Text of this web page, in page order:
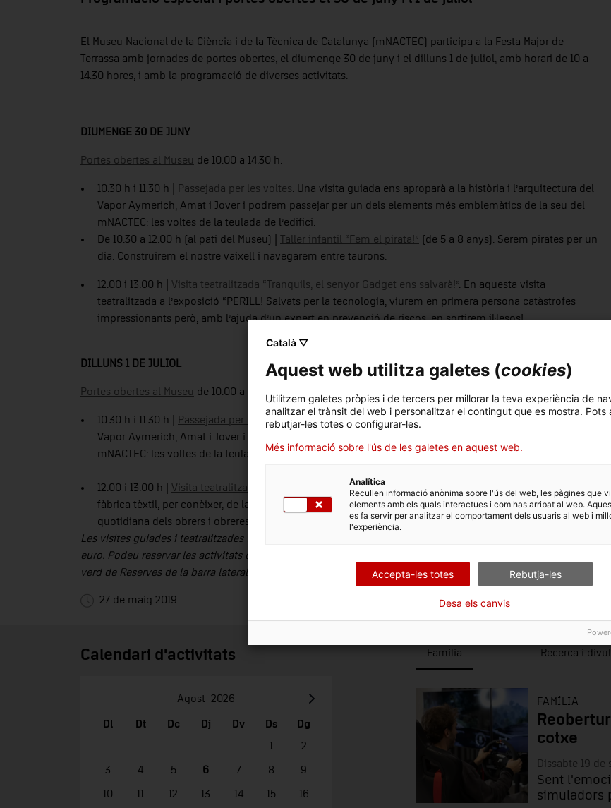
El Museu Nacional de la Ciència i de la Tècnica de Catalunya (mNACTEC) participa a la Festa Major de
Terrassa amb jornades de portes obertes, el diumenge 30 de juny i el dilluns 1 de juliol, amb horari de 10 a
14.30 hores, i amb la programació de diverses activitats.
DIUMENGE 30 DE JUNY
Portes obertes al Museu de 10.00 a 14.30 h.
10.30 h i 11.30 h | Passejada per les voltes. Una visita guiada ens aproparà a la història i l’arquitectura del
Vapor Aymerich, Amat i Jover i podrem passejar per un dels elements més emblemàtics de la seu del
mNACTEC: les voltes de la teulada de l’edifici.
De 10.30 a 12.00 h (al pati del Museu) | Taller infantil “Fem el pirata!” (de 5 a 8 anys). Serem pirates per un
dia. Construirem el nostre vaixell i navegarem entre taurons.
12.00 i 13.00 h | Visita teatralitzada “Tranquils, el senyor Gadget ens salvarà!”. En aquesta visita
teatralitzada a l’exposició “PERILL! Salvats per la tecnologia, viurem en primera persona catàstrofes
impressionants però, amb l’ajuda d’un expert en prevenció de riscos, en sortirem il·lesos!
DILLUNS 1 DE JULIOL
Portes obertes al Museu de 10.00 a 14.30 h.
10.30 h i 11.30 h | Passejada per les voltes. Una visita guiada ens aproparà a la història i l’arquitectura del
Vapor Aymerich, Amat i Jover i podrem passejar per un dels elements més emblemàtics de la seu del
mNACTEC: les voltes de la teulada de l’edifici.
12.00 i 13.00 h | Visita teatralitzada: “1909. Un passeig per la fàbrica”
. Recorrerem els antics espais de la
fàbrica tèxtil, per conèixer, de la mà de personatges històrics, el procés productiu de la llana i la vida
quotidiana dels obrers i obreres a principis del segle XX.
Les visites guiades i teatralitzades tenen un aforament limitat i es recomana fer-ne reserva prèvia. Preu: 1
euro. Podeu reservar les activitats clicant a l'enllaç corresponent, i a la pàgina que s'obrirà, fent clic al botó
verd de Reserves de la barra lateral.
27 de maig 2019
Calendari d'activitats
Agost 2026
Dl Dt Dc Dj Dv Ds
Dg
1
2
3 4 5 6 7 8 9
10 11 12 13 14 15 16
Família Recerca i
FAMÍLIA
cotxe
Dissabte 19
Sent
simuladors
Català ▽
Aquest web utilitza galetes (cookies)
Utilitzem galetes pròpies i de tercers per millorar la teva experiència de
analitzar el trànsit del web i personalitzar el contingut que es mostra. Pots
rebutjar-les totes o configurar-les.
Més informació sobre l'ús de les galetes en aquest web.
Analítica
Recullen informació anònima sobre l'ús del web, les pàgines que
elements amb els quals interactues i com has arribat al web.
es fa servir per analitzar el comportament dels usuaris al web i
l'experiència.
Accepta-les totes Rebutja-les
Desa els canvis